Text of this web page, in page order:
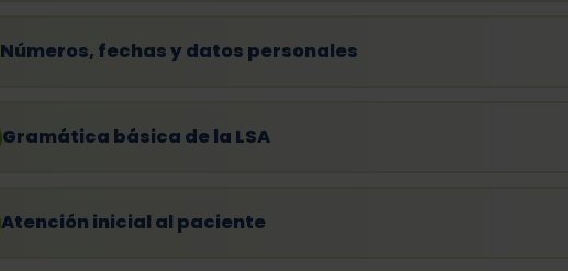
Números, fechas y datos personales
Gramática básica de la LSA
Atención inicial al paciente